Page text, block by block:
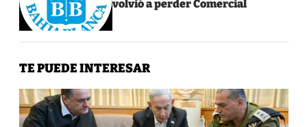
volvió a perder Comercial
TE PUEDE INTERESAR